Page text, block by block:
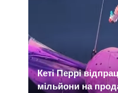
Кеті Перрі
мільйони на